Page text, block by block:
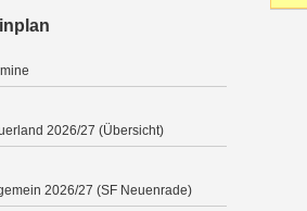
2026/27 (Übersicht)
2026/27 (SF Neuenrade)